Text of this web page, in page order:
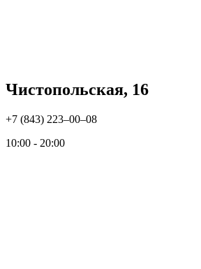
Чистопольская, 16
+7 (843) 223‒00‒08
10:00 - 20:00